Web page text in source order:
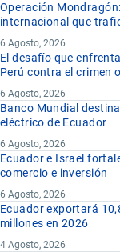
Operación
internacional que
6 Agosto, 2026
El desafío que
Perú contra el crimen
6 Agosto, 2026
Banco Mundial
eléctrico de Ecuador
6 Agosto, 2026
Ecuador e Israel
comercio e inversión
6 Agosto, 2026
Ecuador exportará
millones en 2026
4 Agosto, 2026